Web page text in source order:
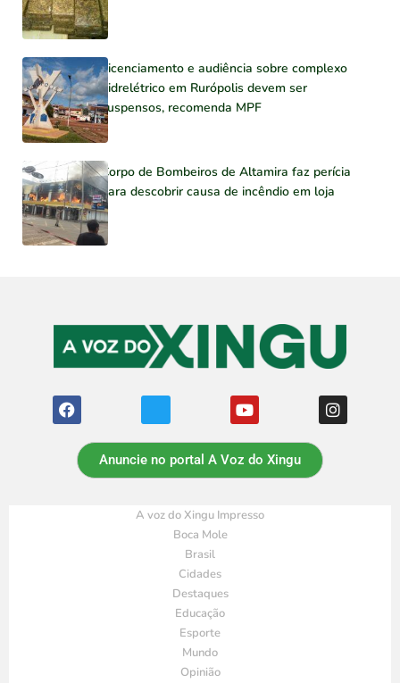
Licenciamento e audiência sobre complexo
hidrelétrico em Rurópolis devem ser
suspensos, recomenda MPF
Corpo de Bombeiros de Altamira faz perícia
para descobrir causa de incêndio em loja
Anuncie no portal A Voz do Xingu
A voz do Xingu Impresso
Boca Mole
Brasil
Cidades
Destaques
Educação
Esporte
Mundo
Opinião